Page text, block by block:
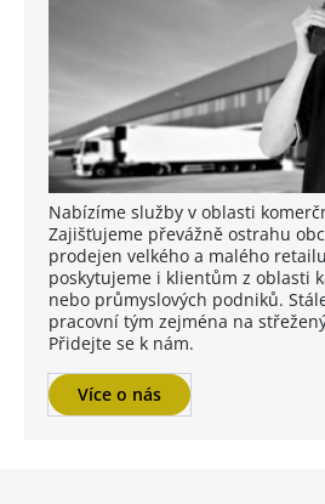
Nabízíme služby v oblasti
Zajišťujeme převážně ostrahu
prodejen velkého a malého
poskytujeme i klientům z oblasti
nebo průmyslových podniků.
pracovní tým zejména na
Přidejte se k nám.
Více o nás